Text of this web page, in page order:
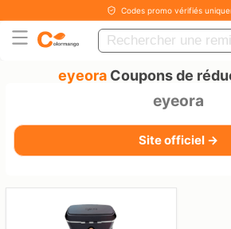
Codes promo vérifiés
eyeoraCoupons de
eyeora
Site officiel →